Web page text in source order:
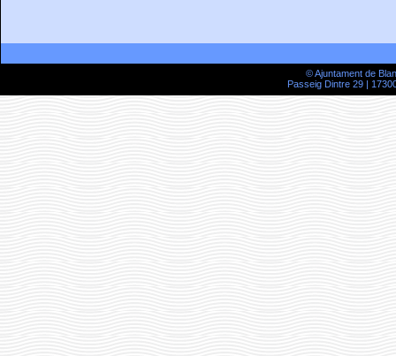
© Ajuntament de
Passeig Dintre 29 |